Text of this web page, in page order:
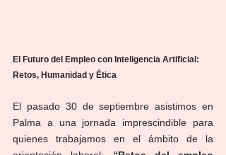
El Futuro del Empleo con Inteligencia Artificial:
Retos, Humanidad y Ética
El pasado 30 de septiembre asistimos en
Palma a una jornada imprescindible para
quienes trabajamos en el ámbito de la